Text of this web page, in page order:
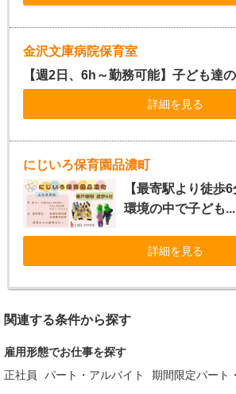
金沢文庫病院保育室
【週2日、6h～勤務可能】子ども達
詳細を見る
にじいろ保育園品濃町
【最寄駅より徒歩
環境の中で子ども...
詳細を見る
関連する条件から探す
雇用形態でお仕事を探す
正社員
パート・アルバイト 期間限定パート